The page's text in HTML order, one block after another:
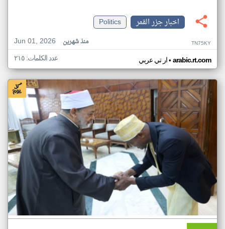
اخبار جزر القمر
Politics
Jun 01, 2026
منذ شهرين TN75KY
ار تي عربي• arabic.rt.com عدد الكلمات: ٢١٥